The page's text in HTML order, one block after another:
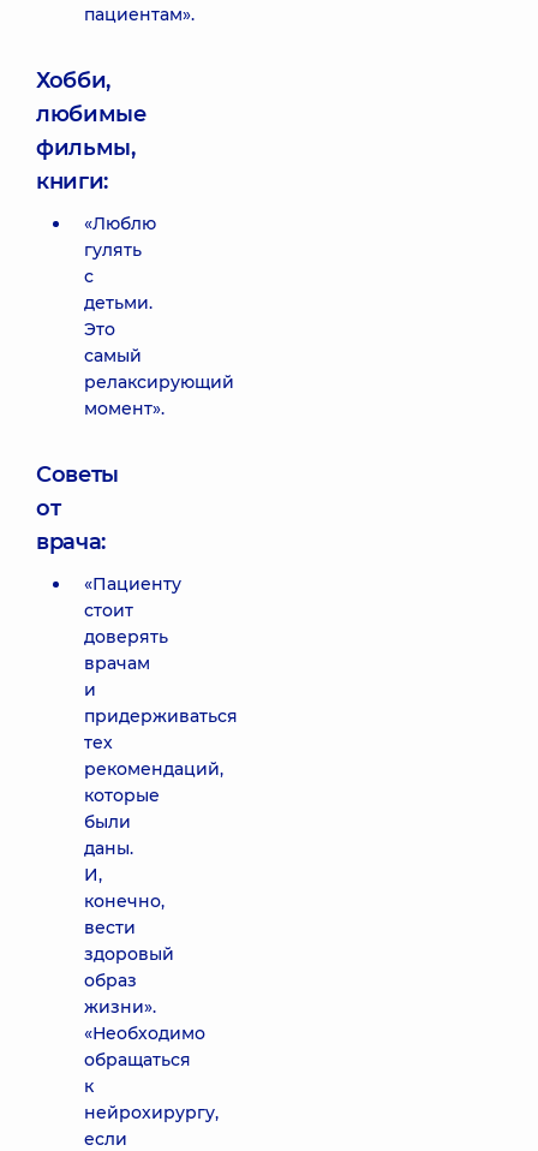
пациентам».
Хобби,
любимые
фильмы,
книги:
«Люблю
гулять
с
детьми.
Это
самый
релаксирующий
момент».
Советы
от
врача:
«Пациенту
стоит
доверять
врачам
и
придерживаться
тех
рекомендаций,
которые
были
даны.
И,
конечно,
вести
здоровый
образ
жизни».
«Необходимо
обращаться
к
нейрохирургу,
если